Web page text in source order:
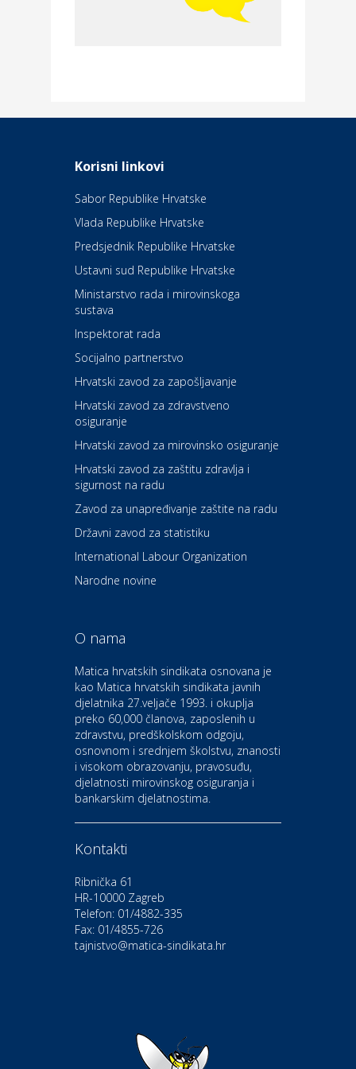
Daruvarske toplice – ljekovita
Kultura i edukacija
Kazalište Kerempuh
Kultura i edukacija
Kazalište ZKM
Auto-moto i tehnika
Zdravlje i osiguranje
Povoljnosti
Dental Sudar
Dom i dizajn
Euro-vrt – kosilice, motorne
Odmor
Bistrica
Auto-moto i tehnika
CIAK Auto d.o.o.
Kultura i edukacija
Kazalište Gavella
Moda i ljepota
Gastro
Hotel Bunčić Vrbovec
Izletište i vinotočje VINIA
Korisni linkovi
Sabor Republike Hrvatske
Vlada Republike Hrvatske
Predsjednik Republike Hrvatske
Ustavni sud Republike Hrvatske
Ministarstvo rada i mirovinskoga
sustava
Inspektorat rada
Socijalno partnerstvo
Hrvatski zavod za zapošljavanje
Hrvatski zavod za zdravstveno
osiguranje
Hrvatski zavod za mirovinsko osiguranje
Hrvatski zavod za zaštitu zdravlja i
sigurnost na radu
Zavod za unapređivanje zaštite na radu
Državni zavod za statistiku
International Labour Organization
Narodne novine
O nama
Matica hrvatskih sindikata osnovana je
kao Matica hrvatskih sindikata javnih
djelatnika 27.veljače 1993. i okuplja
preko 60,000 članova, zaposlenih u
zdravstvu, predškolskom odgoju,
osnovnom i srednjem školstvu, znanosti
i visokom obrazovanju, pravosuđu,
djelatnosti mirovinskog osiguranja i
bankarskim djelatnostima.
Kontakti
Ribnička 61
HR-10000 Zagreb
Telefon: 01/4882-335
Fax: 01/4855-726
tajnistvo@matica-sindikata.hr